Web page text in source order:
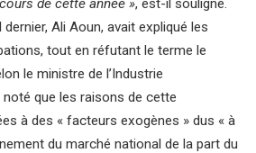
de cette année », est-il souligné.
Ali Aoun, avait expliqué les
tout en réfutant le terme le
le ministre de l’Industrie
que les raisons de cette
à des « facteurs exogènes » dus « à
du marché national de la part du